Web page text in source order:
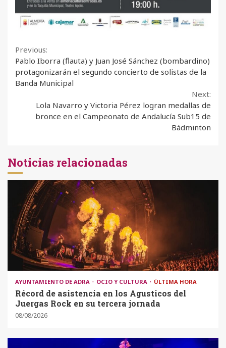
Continue
Reading
Previous:
Pablo Iborra (flauta) y Juan José Sánchez (bombardino)
protagonizarán el segundo concierto de solistas de la
Banda Municipal
Next:
Lola Navarro y Victoria Pérez logran medallas de
bronce en el Campeonato de Andalucía Sub15 de
Bádminton
Noticias relacionadas
AYUNTAMIENTO DE ADRA OCIO Y CULTURA ÚLTIMA HORA
Récord de asistencia en los Agusticos del
Juergas Rock en su tercera jornada
08/08/2026